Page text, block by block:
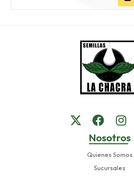
Nosotros
Quienes Somos
Sucursales